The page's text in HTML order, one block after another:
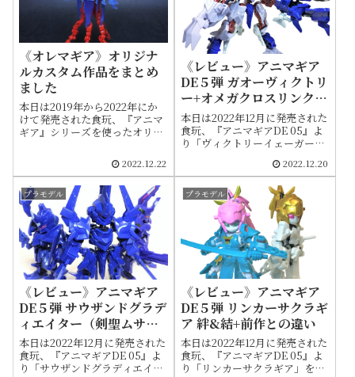
《オレマギア》オリジナ
ルカスタム作品をまとめ
ました
本日は2019年から2022年にか
けて発売された食玩、『アニマ
ギア』シリーズを使ったオリジ
ギアの過去作をご紹介します。
公式コンテストで入賞した作品
もあるので最後までお付き合い
いただければと思います
2022.12.22
《レビュー》アニマギア
DE５弾 ガオーヴィクトリ
ー+オメガクロスリンクの
説明書
本日は2022年12月に発売された
食玩、『アニマギアDE 05』よ
り「ヴィクトリーイェーガー」
て方も載せてますので紛失して
しまった際などにもご活用くだ
さい。主人公機ガオーの最終形
態です。別売りの「剣聖ムサ
シ」、「サクラギア結」と組み
合わせることでオメガギアス
DE（ディヴァインエタニティ）
に合体します。今回はこの合体
についても詳しく触れていきま
2022.12.20
プラモデル
《レビュー》アニマギア
DE５弾 サウザンドグラデ
ィエイター（剣聖ムサ
シ）
本日は2022年12月に発売された
食玩、『アニマギアDE 05』よ
り「サウザンドグラディエイタ
プラモデル
《レビュー》アニマギア
DE５弾 リンカーサクラギ
ア 絆&結+前作との違い
本日は2022年12月に発売された
食玩、『アニマギアDE 05』よ
り「リンカーサクラギア」を2